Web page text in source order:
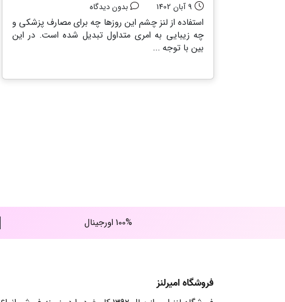
9 آبان 1402 بدون دیدگاه
استفاده از لنز چشم این روزها چه برای مصارف پزشکی و
چه زیبایی به امری متداول تبدیل شده است. در این
بین با توجه ...
100% اورجینال
فروشگاه امیرلنز